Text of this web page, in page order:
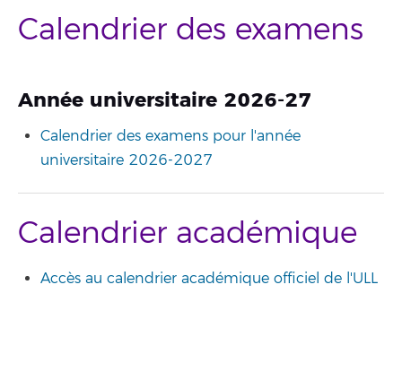
Calendrier des examens
Année universitaire 2026-27
Calendrier des examens pour l'année
universitaire 2026-2027
Calendrier académique
Accès au calendrier académique officiel de l'ULL